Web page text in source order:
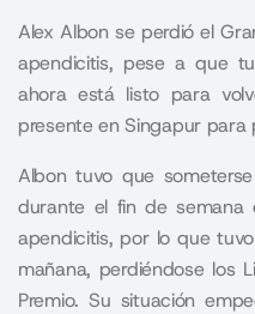
Alex Albon se perdió el
apendicitis, pese a que
ahora está listo para
presente en Singapur para
Albon tuvo que
durante el fin de semana
apendicitis, por lo que
mañana, perdiéndose los
Premio. Su situación